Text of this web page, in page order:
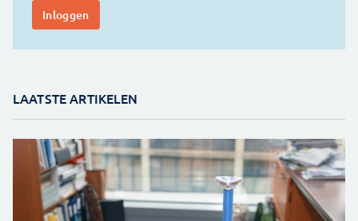
LAATSTE ARTIKELEN